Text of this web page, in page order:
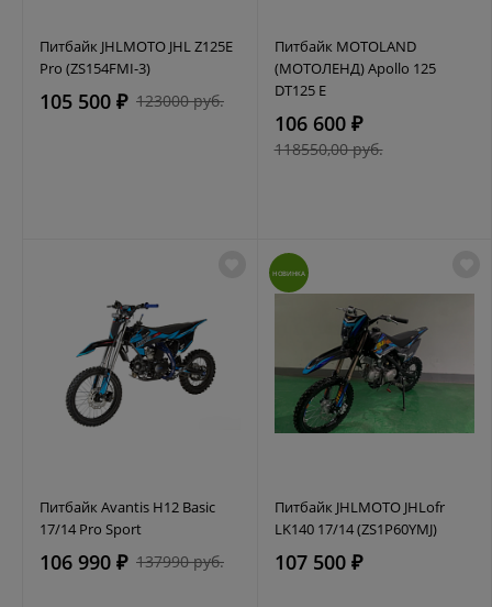
Питбайк JHLMOTO JHL Z125E
Pro (ZS154FMI-3)
105 500 ₽ 123000 руб.
Питбайк MOTOLAND
(МОТОЛЕНД) Apollo 125
DT125 E
106 600 ₽
118550,00 руб.
Питбайк Avantis H12 Basic
17/14 Pro Sport
106 990 ₽ 137990 руб.
НОВИНКА
Питбайк JHLMOTO JHLofr
LK140 17/14 (ZS1P60YMJ)
107 500 ₽